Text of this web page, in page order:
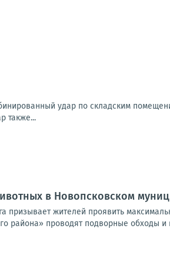
удар по складским
также...
в Новопсковском
призывает жителей проявить
района» проводят подворные обходы